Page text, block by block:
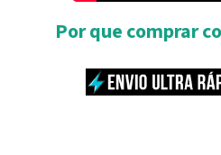
Por que comprar